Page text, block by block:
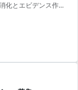
化とエビデンス作成
の参画でスキルを
を支援